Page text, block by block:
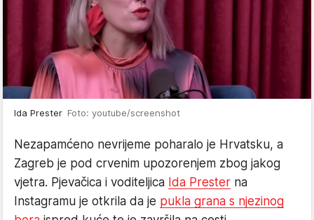
Ida Prester Foto: youtube/screenshot
Nezapamćeno nevrijeme poharalo je Hrvatsku, a
Zagreb je pod crvenim upozorenjem zbog jakog
vjetra. Pjevačica i voditeljica Ida Prester na
Instagramu je otkrila da je pukla grana s njezinog